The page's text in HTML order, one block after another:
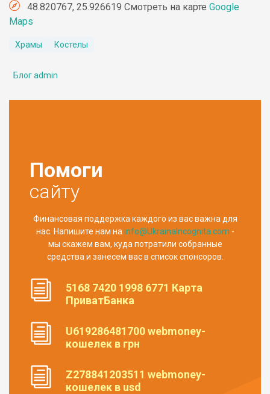
48.820767, 25.926619 Смотреть на карте Google
Maps
Храмы Костелы
Блог admin
Помоги
сайту
Финансовая поддержка каждого из вас важна для
нас. Напишите нам на info@UkrainaIncognita.com -
мы скажем вам, куда потратили собранные
средства и занесем вас в список спонсоров.
5168 7420 1998 6771 Карта
ПриватБанка
U619286481700 webmoney-
кошелек в грн
Z278841203511 webmoney-
кошелек в usd